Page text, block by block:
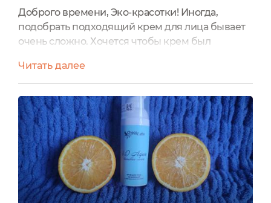
Доброго времени, Эко-красотки! Иногда,
подобрать подходящий крем для лица бывает
очень сложно. Хочется чтобы крем был
меня комбинированная кожа и то, что
подходит для одной зоны, не всегда подходит
для другой), с натуральным составом, в удобной
упаковке, стоил недорого... А главное, чтобы
кожа его приняла. Таким кремом для меня
стал Ламеллярный крем...
Читать далее